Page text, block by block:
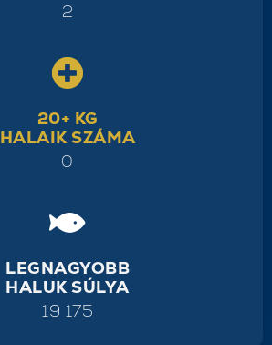
2
20+ KG
HALAIK SZÁMA
0
LEGNAGYOBB
HALUK SÚLYA
19 175